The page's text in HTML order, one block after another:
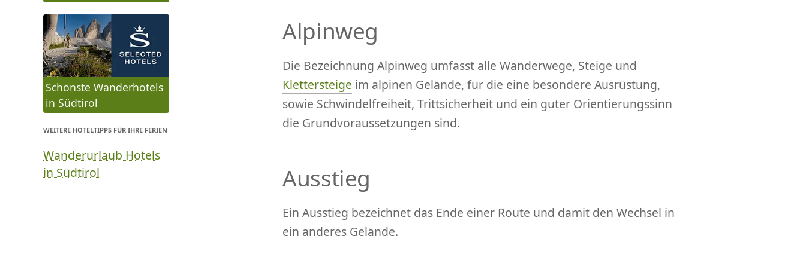
Alpinweg
Die Bezeichnung Alpinweg umfasst alle Wanderwege, Steige und
Klettersteige im alpinen Gelände, für die eine besondere Ausrüstung,
sowie Schwindelfreiheit, Trittsicherheit und ein guter Orientierungssinn
die Grundvoraussetzungen sind.
Ausstieg
Ein Ausstieg bezeichnet das Ende einer Route und damit den Wechsel in
ein anderes Gelände.
Schönste Wanderhotels
in Südtirol
WEITERE HOTELTIPPS FÜR IHRE FERIEN
Wanderurlaub Hotels
in Südtirol